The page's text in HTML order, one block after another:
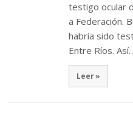
testigo ocular
a Federación.
habría sido
Entre Ríos.
Leer »